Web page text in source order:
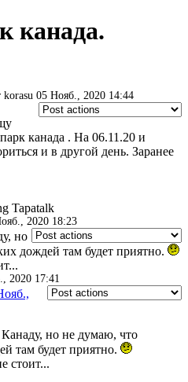
канада.
korasu 05 Нояб., 2020 14:44
канада . На 06.11.20 и
и в другой день. Заранее
Tapatalk
2020 18:23
но
дождей там будет приятно.
2020 17:41
Канаду, но не думаю, что
там будет приятно.
стоит...